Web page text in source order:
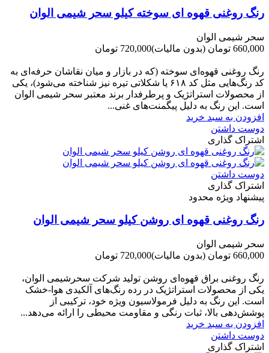
رنگ روغنی قهوه ای سوخته کیلو سحر شیمی الوان
سحر شیمی الوان
660,000 تومان
(بدون مالیات)720,000 تومان
رنگ روغنی قهوه‌ای سوخته (که در بازار و میان نقاشان حرفه‌ای به
کد رنگ‌هایی مثل کد ۶۱۸ یا شکلاتی تیره نیز شناخته می‌شود)، یکی
از محصولات استراتژیک و پرطرفدار برند معتبر سحر شیمی الوان
است. این رنگ به دلیل پیگمنت‌های غنی...
افزودن به سبد خرید
دوست داشتن
اشتراک گذاری
دوست داشتن
اشتراک گذاری
پیشنهاد ویژه محدود
رنگ روغنی قهوه ای روشن کیلو سحر شیمی الوان
سحر شیمی الوان
660,000 تومان
(بدون مالیات)720,000 تومان
رنگ روغنی براق قهوه‌ای روشن تولید شرکت سحرشیمی الوان،
یکی از محصولات استراتژیک در رده رنگ‌های آلکیدی هوا-خشک
است. این رنگ به دلیل فرمولاسیون ویژه خود، ترکیبی از
پوشش‌دهی بالا، ثبات رنگی و مقاومت محیطی را ارائه می‌دهد...
افزودن به سبد خرید
دوست داشتن
اشتراک گذاری